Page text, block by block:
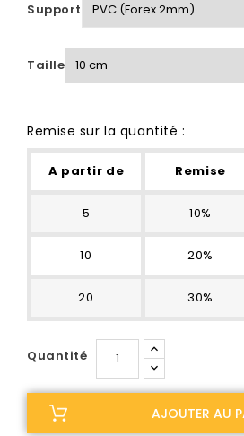
Support
Taille
Remise sur la quantité :
A partir de Remise
5 10%
10 20%
20 30%
Quantité
AJOUTER AU